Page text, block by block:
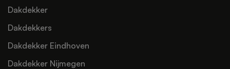
Dakdekker
Dakdekkers
Dakdekker Eindhoven
Dakdekker Nijmegen